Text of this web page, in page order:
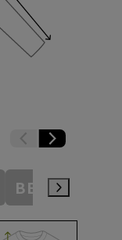
BE3 BE4